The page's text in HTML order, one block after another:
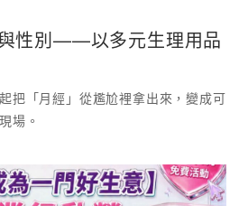
性別——以多元生理用品
把「月經」從尷尬裡拿出來，變成可